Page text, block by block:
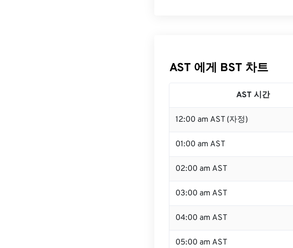
AST 에게 BST 차트
AST 시간
12:00 am AST (자정)
01:00 am AST
02:00 am AST
03:00 am AST
04:00 am AST
05:00 am AST